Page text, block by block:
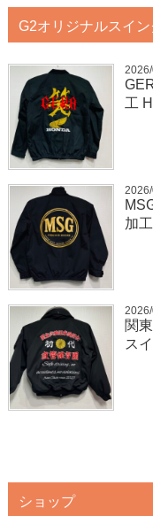
G2オリジナルスイ
工
加工
関
ス
ショップ